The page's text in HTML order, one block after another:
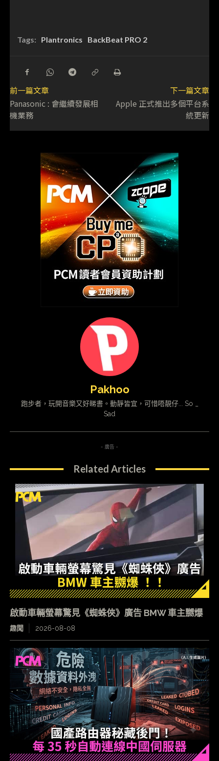
Tags: Plantronics BackBeat PRO 2
前一篇文章
Panasonic : 會繼續發展相
機業務
下一篇文章
Apple 正式推出多個平台系
統更新
Pakhoo
跑步者，玩開音樂又好睇書。動靜皆宜，可惜唔靚仔... So _
Sad
- 廣告 -
Related Articles
啟動車輛螢幕驚見《蜘蛛俠》廣告 BMW 車主嬲爆
趣聞 2026-08-08